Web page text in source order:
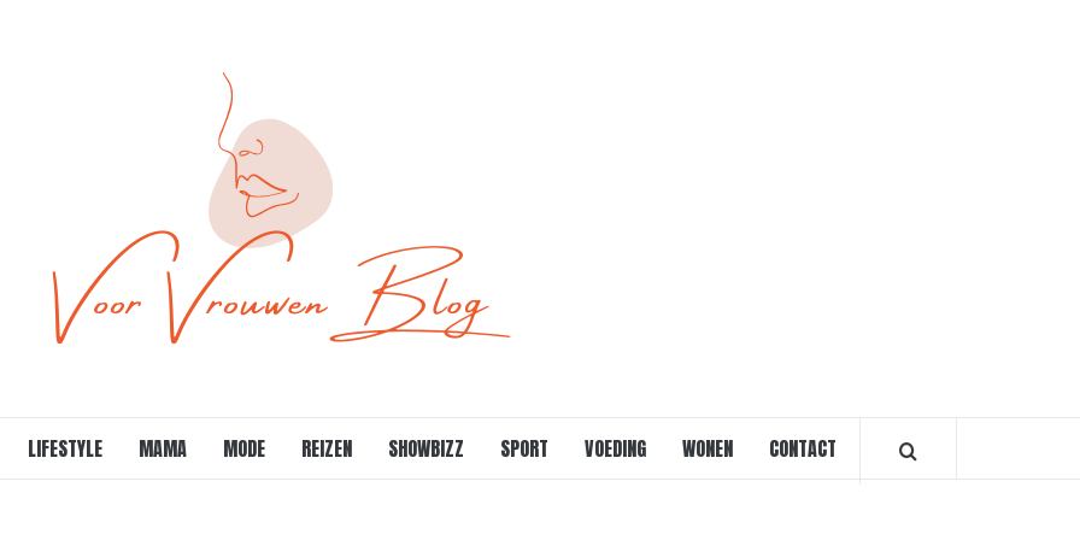
LIFESTYLE MAMA MODE REIZEN SHOWBIZZ SPORT VOEDING WONEN CONTACT